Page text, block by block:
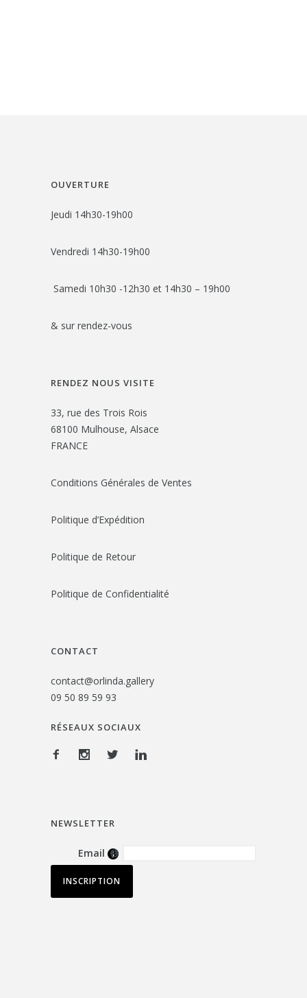
OUVERTURE
Jeudi 14h30-19h00
Vendredi 14h30-19h00
Samedi 10h30 -12h30 et 14h30 – 19h00
& sur rendez-vous
RENDEZ NOUS VISITE
33, rue des Trois Rois
68100 Mulhouse, Alsace
FRANCE
Conditions Générales de Ventes
Politique d’Expédition
Politique de Retour
Politique de Confidentialité
CONTACT
contact@orlinda.gallery
09 50 89 59 93
RÉSEAUX SOCIAUX
NEWSLETTER
Email